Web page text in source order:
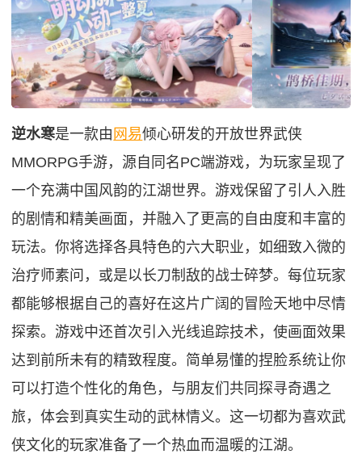
逆水寒是一款由 网易倾心研发的开放世界武侠
MMORPG手游，源自同名PC端游戏，为玩家呈现了
一个充满中国风韵的江湖世界。游戏保留了引人入胜
的剧情和精美画面，并融入了更高的自由度和丰富的
玩法。你将选择各具特色的六大职业，如细致入微的
治疗师素问，或是以长刀制敌的战士碎梦。每位玩家
都能够根据自己的喜好在这片广阔的冒险天地中尽情
探索。游戏中还首次引入光线追踪技术，使画面效果
达到前所未有的精致程度。简单易懂的捏脸系统让你
可以打造个性化的角色，与朋友们共同探寻奇遇之
旅，体会到真实生动的武林情义。这一切都为喜欢武
侠文化的玩家准备了一个热血而温暖的江湖。